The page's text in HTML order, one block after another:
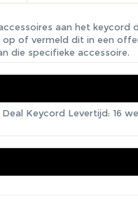
aan het keycord
of vermeld dit in een
die specifieke accessoire.
Deal Keycord Levertijd: 16